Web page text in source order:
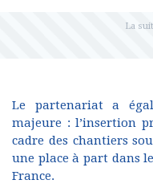
Le partenariat a
majeure : l’insertion
cadre des chantiers
une place à part dans
France.